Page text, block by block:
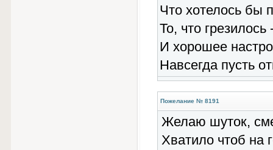
Что хотелось бы
То, что грезилось
И хорошее
Навсегда пусть
Пожелание № 8191
Желаю шуток,
Хватило чтоб на